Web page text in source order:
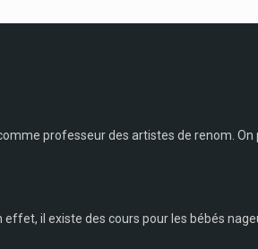
professeur des artistes de renom.
effet, il existe des cours pour les bébés